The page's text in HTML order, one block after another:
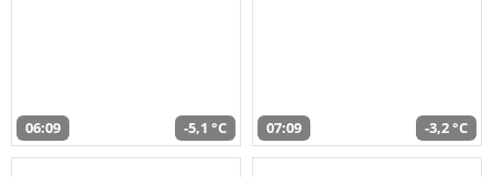
06:09 -5,1 °C 07:09 -3,2 °C